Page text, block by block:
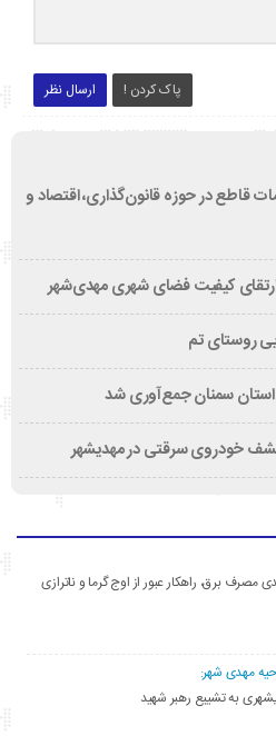
ارسال نظر پاک کردن !
قاطع در حوزه قانون‌گذاری، اقتصاد و
کیفیت فضای شهری مهدی‌شهر
روستای تم
درصدی مصرف برق، راهکار عبور از اوج گرما و ناترازی
مهدی شهر: